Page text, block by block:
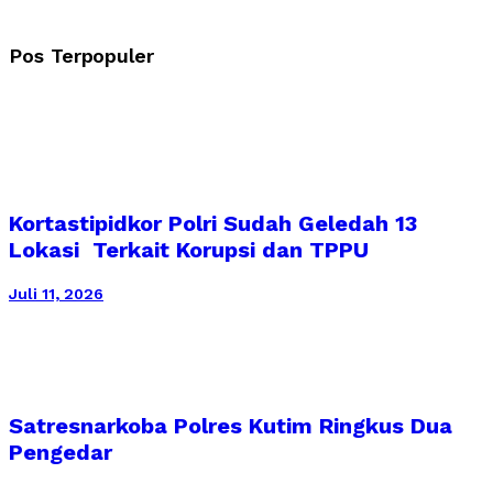
Pos Terpopuler
Kortastipidkor Polri Sudah Geledah 13
Lokasi Terkait Korupsi dan TPPU
Juli 11, 2026
Satresnarkoba Polres Kutim Ringkus Dua
Pengedar